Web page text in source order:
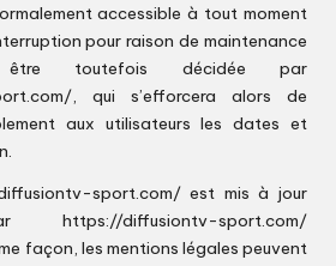
accessible à tout moment
pour raison de maintenance
être toutefois décidée par
, qui s’efforcera alors de
aux utilisateurs les dates et
sport.com/est mis à jour
par https://diffusiontv-sport.com/
façon, les mentions légales peuvent